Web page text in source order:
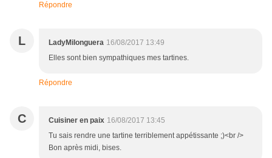
Répondre
L LadyMilonguera 16/08/2017 13:49
Elles sont bien sympathiques mes tartines.
Répondre
C Cuisiner en paix 16/08/2017 13:45
Tu sais rendre une tartine terriblement appétissante ;)<br />
Bon après midi, bises.